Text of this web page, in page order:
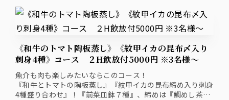
《和牛のトマト陶板蒸し》《紋甲イカの昆布〆入り
刺身4種》コース ２H飲放付5000円 ※3名様～
魚介も肉も楽しみたいならこのコース！
『和牛とトマトの陶板蒸し』『紋甲イカの昆布締め入り刺身
4種盛り合わせ』！『前菜皿鉢７種』、締めは『鯛めし茶漬